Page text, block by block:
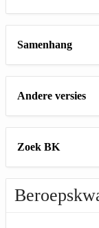
Samenhang
Andere versies
Zoek BK